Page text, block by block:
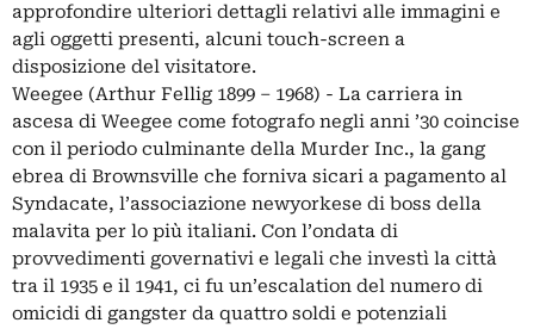
approfondire ulteriori dettagli relativi alle immagini e
agli oggetti presenti, alcuni touch-screen a
disposizione del visitatore.
Weegee (Arthur Fellig 1899 – 1968) - La carriera in
ascesa di Weegee come fotografo negli anni ’30 coincise
con il periodo culminante della Murder Inc., la gang
ebrea di Brownsville che forniva sicari a pagamento al
Syndacate, l’associazione newyorkese di boss della
malavita per lo più italiani. Con l’ondata di
provvedimenti governativi e legali che investì la città
tra il 1935 e il 1941, ci fu un’escalation del numero di
omicidi di gangster da quattro soldi e potenziali